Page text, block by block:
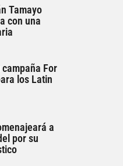
Tamayo
con una
For
los Latin
a
por su